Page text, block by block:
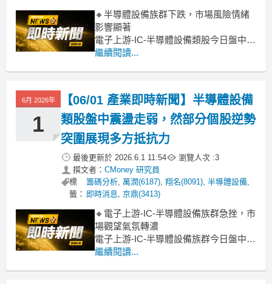
🔸半導體設備族群下跌，市場風險情緒
影響顯著
電子上游-IC-半導體設備類股今日盤中表
現疲弱，整體類股跌幅達 3.75%，明顯
漲，但盤面上多數指標股如萬潤、倍利
科、竑騰等均面臨較大賣壓，跌幅甚至
超過 5% 或更多，顯示市場對高
繼續閱讀...
6月 2026年
1
【06/01 產業即時新聞】半導體設備
類股盤中震盪走弱，然部分個股逆勢
突圍展現多方抵抗力
最後更新於 2026.6.1 11:54 瀏覽人次 :3
撰文者： CMoney 研究員
標
籤：
籌碼分析, 萬潤(6187), 翔名(8091), 半導體設備,
即時消息, 京鼎(3413)
🔸電子上游-IC-半導體設備族群急挫，市
場觀望氣氛轉濃
電子上游-IC-半導體設備族群今日盤中表
現相對疲軟，類股指數重挫達4.41%，主
繼續閱讀...